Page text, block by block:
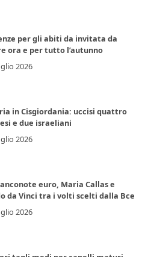
per gli abiti da invitata da
ora e per tutto l’autunno
2026
in Cisgiordania: uccisi quattro
e due israeliani
2026
euro, Maria Callas e
da Vinci tra i volti scelti dalla Bce
2026